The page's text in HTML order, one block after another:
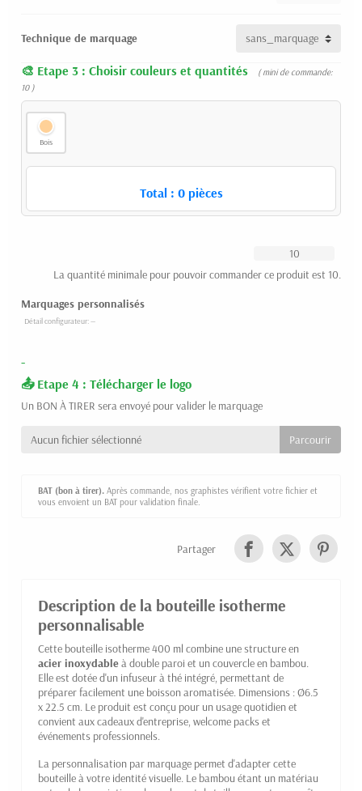
Technique de marquage
Etape 3 : Choisir couleurs et quantités
( mini de commande:
10 )
Bois
Total : 0pièces
La quantité minimale pour pouvoir commander ce produit est 10.
Marquages personnalisés
-
Etape 4 : Télécharger le logo
Un BON À TIRER sera envoyé pour valider le marquage
Aucun fichier sélectionné
BAT (bon à tirer). Après commande, nos graphistes vérifient votre fichier et
vous envoient un BAT pour validation finale.
Partager
Description de la bouteille isotherme
personnalisable
Cette bouteille isotherme 400 ml combine une structure en
acier inoxydableà double paroi et un couvercle en bambou.
Elle est dotée d'un infuseur à thé intégré, permettant de
préparer facilement une boisson aromatisée. Dimensions : Ø6.5
x 22.5 cm. Le produit est conçu pour un usage quotidien et
convient aux cadeaux d'entreprise, welcome packs et
événements professionnels.
La personnalisation par marquage permet d'adapter cette
bouteille à votre identité visuelle. Le bambou étant un matériau